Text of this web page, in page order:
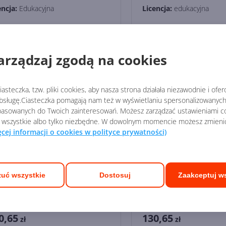
zgodą na cookies
tzw. pliki cookies, aby nasza strona działała niezawodnie i
pomagają nam też w wyświetlaniu
do Twoich zainteresowań. Możesz zarządzać ustawieniami
albo tylko niezbędne. W dowolnym momencie możesz
informacji o cookies w polityce prywatności)
wszystkie Dostosuj Zaakceptuj
Edukacyjna Licencja: edukacyjna
LTSC 2024
zł
Outlook LTSC for
Education
130,65 zł